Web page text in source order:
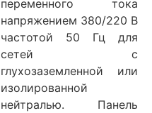
переменного тока
напряжением 380/220 В
частотой 50 Гц для
сетей с
глухозаземленной или
изолированной
нейтралью. Панель